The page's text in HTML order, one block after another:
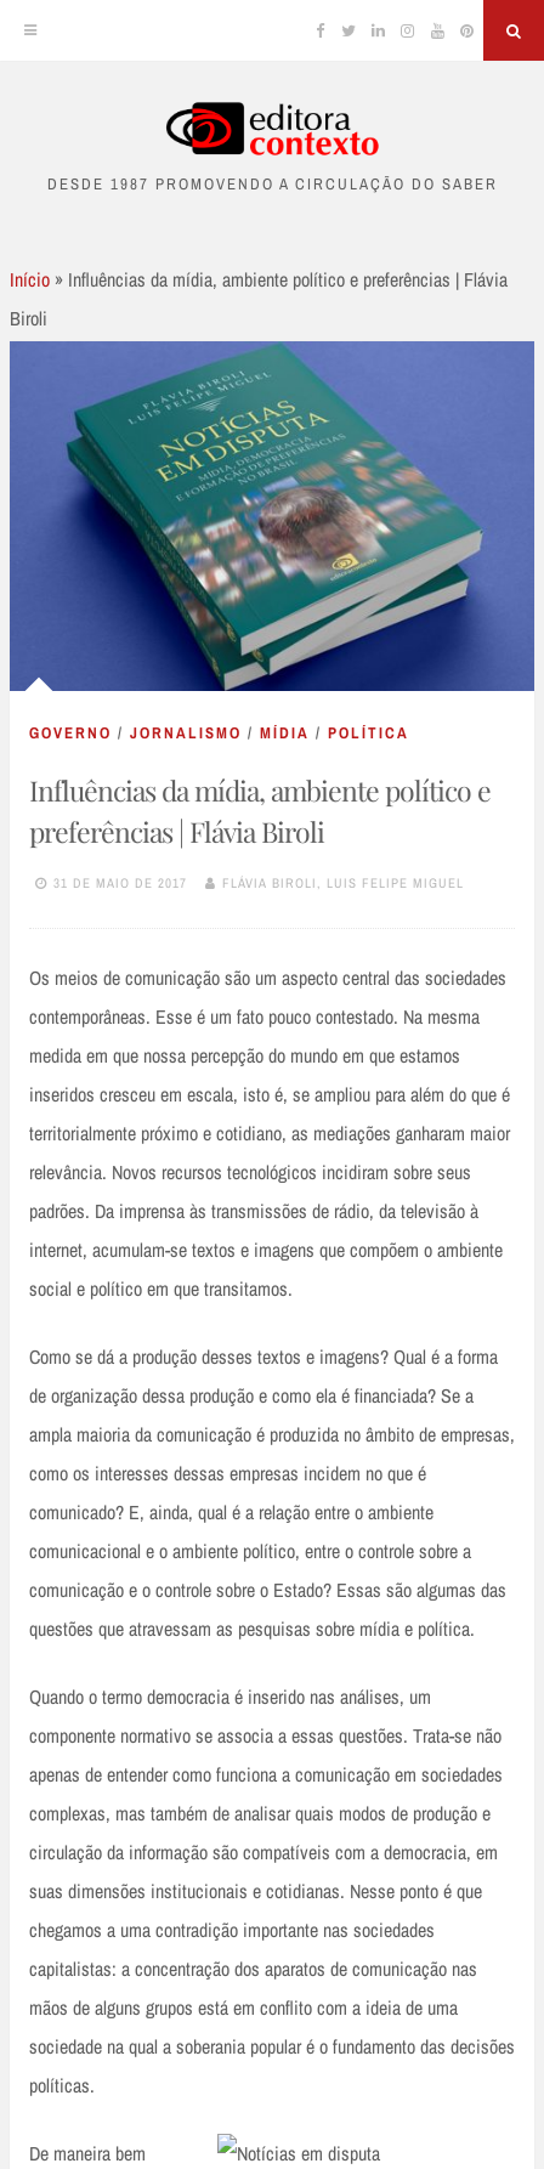
content
Facebook
TwitterLinkedinInstagram
YouTubePinterest
DESDE 1987 PROMOVENDO A CIRCULAÇÃO DO SABER
Início » Influências da mídia, ambiente político e preferências | Flávia
Biroli
GOVERNO / JORNALISMO / MÍDIA / POLÍTICA
Influências da mídia, ambiente político e
preferências | Flávia Biroli
31 DE MAIO DE 2017 FLÁVIA BIROLI, LUIS FELIPE MIGUEL
Os meios de comunicação são um aspecto central das sociedades
contemporâneas. Esse é um fato pouco contestado. Na mesma
medida em que nossa percepção do mundo em que estamos
inseridos cresceu em escala, isto é, se ampliou para além do que é
territorialmente próximo e cotidiano, as mediações ganharam maior
relevância. Novos recursos tecnológicos incidiram sobre seus
padrões. Da imprensa às transmissões de rádio, da televisão à
internet, acumulam-se textos e imagens que compõem o ambiente
social e político em que transitamos.
Como se dá a produção desses textos e imagens? Qual é a forma
de organização dessa produção e como ela é financiada? Se a
ampla maioria da comunicação é produzida no âmbito de empresas,
como os interesses dessas empresas incidem no que é
comunicado? E, ainda, qual é a relação entre o ambiente
comunicacional e o ambiente político, entre o controle sobre a
comunicação e o controle sobre o Estado? Essas são algumas das
questões que atravessam as pesquisas sobre mídia e política.
Quando o termo democracia é inserido nas análises, um
componente normativo se associa a essas questões. Trata-se não
apenas de entender como funciona a comunicação em sociedades
complexas, mas também de analisar quais modos de produção e
circulação da informação são compatíveis com a democracia, em
suas dimensões institucionais e cotidianas. Nesse ponto é que
chegamos a uma contradição importante nas sociedades
capitalistas: a concentração dos aparatos de comunicação nas
mãos de alguns grupos está em conflito com a ideia de uma
sociedade na qual a soberania popular é o fundamento das decisões
políticas.
De maneira bem